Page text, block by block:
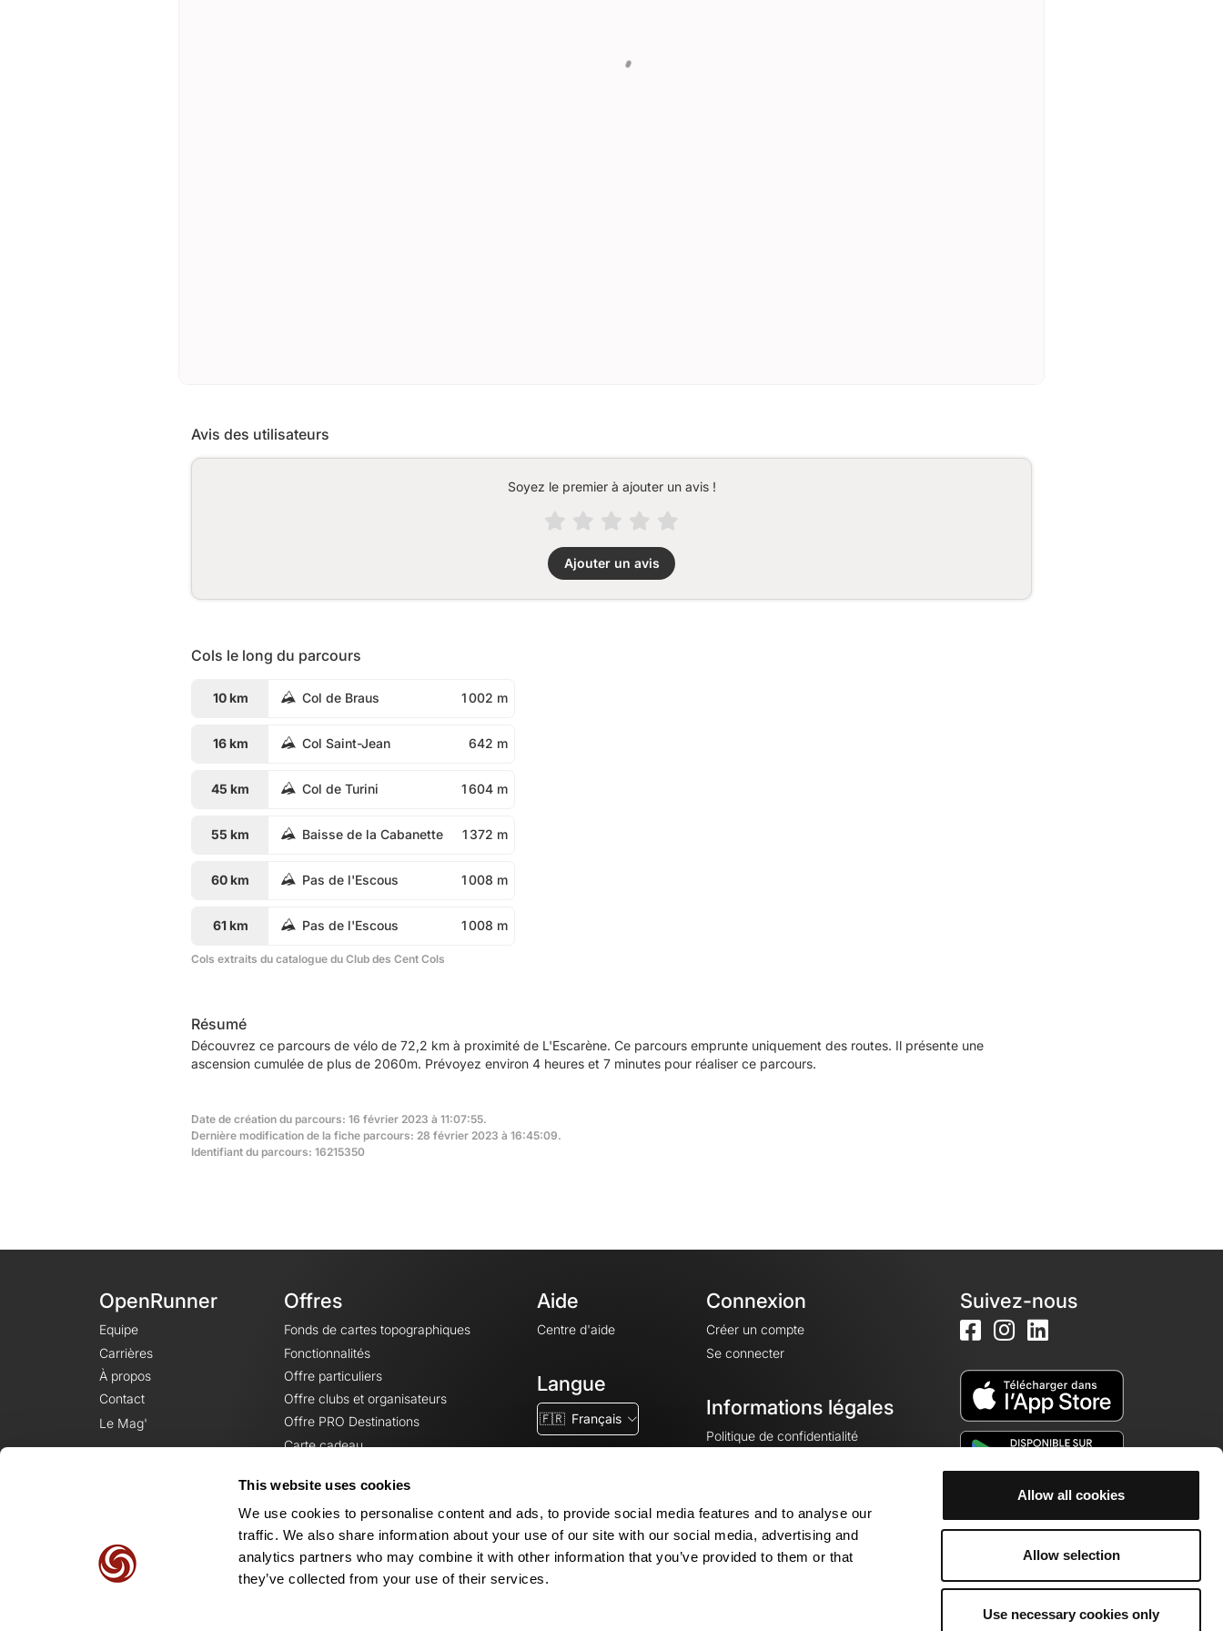
This website uses cookies
We use cookies to personalise content and ads, to provide social media features and to analyse our
traffic. We also share information about your use of our site with our social media, advertising and
analytics partners who may combine it with other information that you’ve provided to them or that
they’ve collected from your use of their services.
Allow all cookies
Allow selection
Use necessary cookies only
Avis des utilisateurs
Soyez le premier à ajouter un avis !
Ajouter un avis
Cols le long du parcours
10 km Col de Braus 1 002 m
16 km Col Saint-Jean 642 m
45 km Col de Turini 1 604 m
55 km Baisse de la Cabanette 1 372 m
60 km Pas de l'Escous 1 008 m
61 km Pas de l'Escous 1 008 m
Cols extraits du catalogue du Club des Cent Cols
Résumé
Découvrez ce parcours de vélo de 72,2 km à proximité de L'Escarène. Ce parcours emprunte uniquement des routes. Il présente une
ascension cumulée de plus de 2060m. Prévoyez environ 4 heures et 7 minutes pour réaliser ce parcours.
Date de création du parcours: 16 février 2023 à 11:07:55.
Dernière modification de la fiche parcours: 28 février 2023 à 16:45:09.
Identifiant du parcours: 16215350
OpenRunner
Equipe
Carrières
À propos
Contact
Le Mag'
Offres
Fonds de cartes topographiques
Fonctionnalités
Offre particuliers
Offre clubs et organisateurs
Offre PRO Destinations
Carte cadeau
Aide
Centre d'aide
Langue
🇫🇷 Français
Connexion
Créer un compte
Se connecter
Informations légales
Politique de confidentialité
Mentions légales
Paramètres des cookies
Suivez-nous